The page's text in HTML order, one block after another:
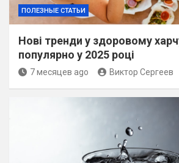
ПОЛЕЗНЫЕ СТАТЬИ
Нові тренди у здоровому
популярно у 2025 році
7 месяцев ago Виктор Сергеев